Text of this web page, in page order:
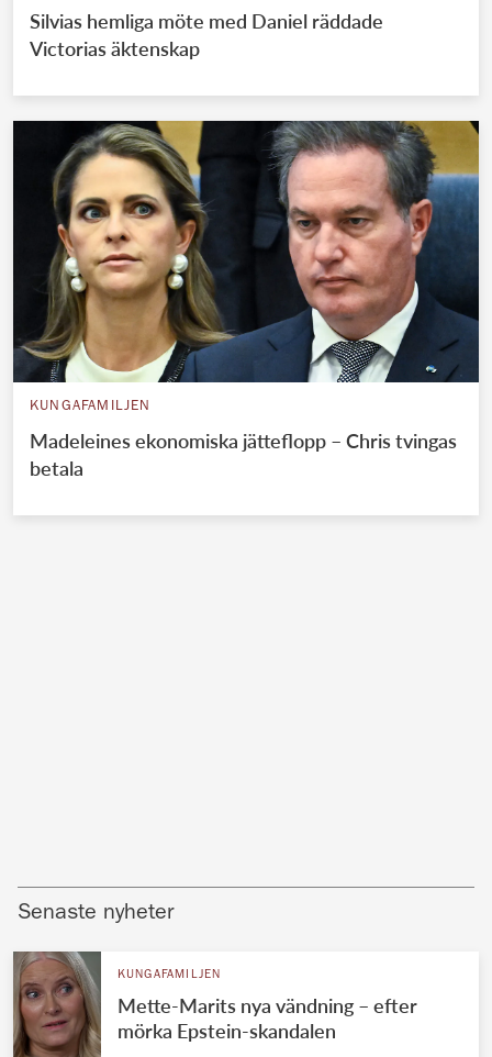
Silvias hemliga möte med Daniel räddade
Victorias äktenskap
KUNGAFAMILJEN
Madeleines ekonomiska jätteflopp – Chris tvingas
betala
Senaste nyheter
KUNGAFAMILJEN
Mette-Marits nya vändning – efter
mörka Epstein-skandalen